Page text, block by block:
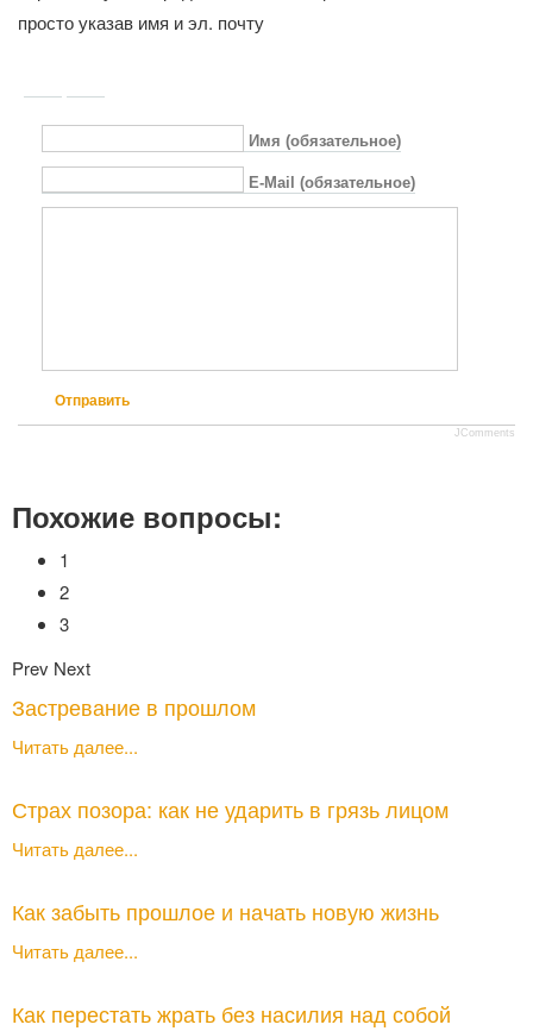
просто указав имя и эл. почту
Имя (обязательное)
E-Mail (обязательное)
Отправить
JComments
Похожие вопросы:
1
2
3
Prev Next
Застревание в прошлом
Читать далее...
Страх позора: как не ударить в грязь лицом
Читать далее...
Как забыть прошлое и начать новую жизнь
Читать далее...
Как перестать жрать без насилия над собой